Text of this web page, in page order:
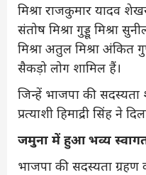
मिश्रा राजकुमार यादव
संतोष मिश्रा गुड्डू मिश्रा
मिश्रा अतुल मिश्रा अंकित
सैकड़ो लोग शामिल हैं।
जिन्हें भाजपा की सदस्यता
प्रत्याशी हिमाद्री सिंह ने
जमुना में हुआ भव्य
भाजपा की सदस्यता ग्रहण